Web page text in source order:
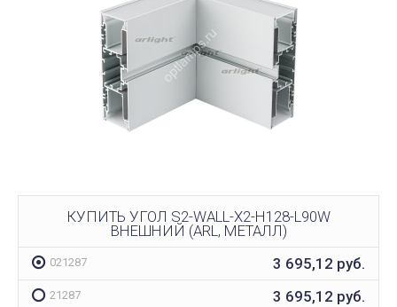
КУПИТЬ УГОЛ S2-WALL-X2-H128-L90W
ВНЕШНИЙ (ARL, МЕТАЛЛ)
021287 3 695,12 руб.
21287 3 695,12 руб.